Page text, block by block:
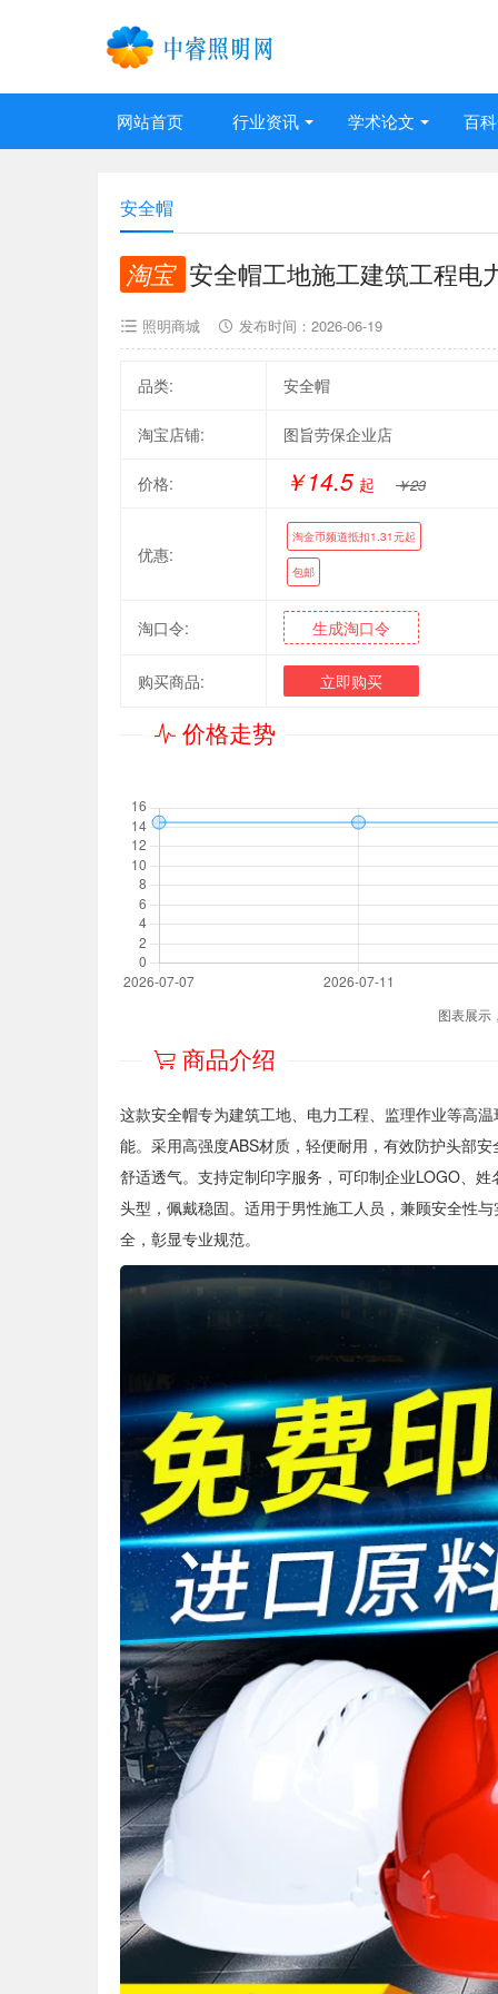
网站首页 行业资讯 学术论文 百
安全帽
淘宝 安全帽工地施工建筑工程电
照明商城 发布时间： 2026-06-19
品类: 安全帽
淘宝店铺: 图旨劳保企业店
价格: ￥14.5 起 ￥23
优惠:
淘金币频道抵扣1.31元起
包邮
淘口令: 生成淘口令
购买商品: 立即购买
价格走势
图表展示
商品介绍
这款安全帽专为建筑工地、电力工程、监理作业等高
能。采用高强度ABS材质，轻便耐用，有效防护头部
舒适透气。支持定制印字服务，可印制企业LOGO、
头型，佩戴稳固。适用于男性施工人员，兼顾安全性
全，彰显专业规范。